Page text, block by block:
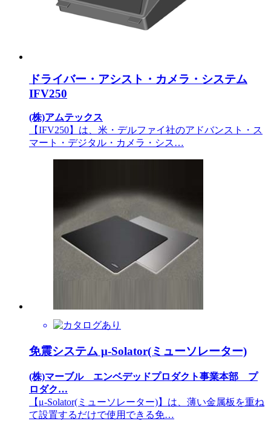
ドライバー・アシスト・カメラ・システム
IFV250
(株)アムテックス
【IFV250】は、米・デルファイ社のアドバンスト・ス
マート・デジタル・カメラ・シス…
免震システム μ-Solator(ミューソレーター)
(株)マーブル エンベデッドプロダクト事業本部 プ
ロダク…
【μ-Solator(ミューソレーター)】は、薄い金属板を重ね
て設置するだけで使用できる免…